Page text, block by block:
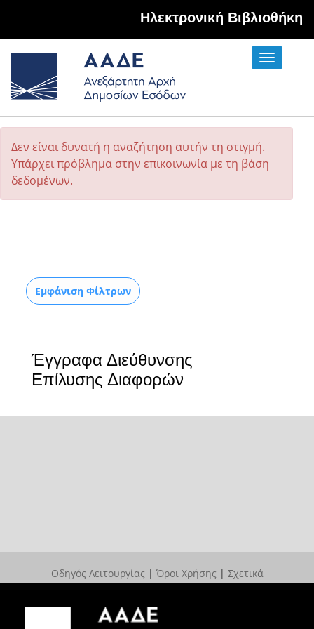
Hλεκτρονική Βιβλιοθήκη
Toggle
Δεν είναι δυνατή η αναζήτηση αυτήν τη στιγμή.
Υπάρχει πρόβλημα στην επικοινωνία με τη βάση
δεδομένων.
Εμφάνιση Φίλτρων
Έγγραφα Διεύθυνσης
Επίλυσης Διαφορών
Οδηγός Λειτουργίας | Όροι Χρήσης | Σχετικά